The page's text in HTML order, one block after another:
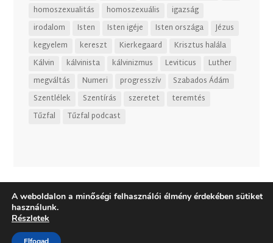
homoszexualitás
homoszexuális
igazság
irodalom
Isten Isten igéje Isten országa
Jézus
kegyelem
kereszt Kierkegaard
Krisztus halála
Kálvin
kálvinista kálvinizmus Leviticus
Luther
megváltás
Numeri progresszív
Szabados Ádám
Szentlélek
Szentírás szeretet
teremtés
Tűzfal
Tűzfal podcast
A weboldalon a minőségi felhasználói élmény érdekében sütiket
használunk.
Részletek